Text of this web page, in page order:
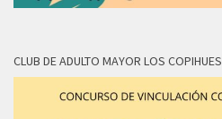
CLUB DE ADULTO MAYOR LOS COPIHUES